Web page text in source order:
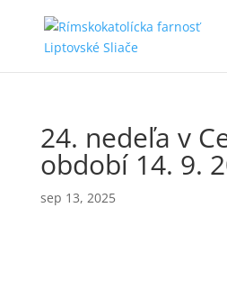
24. nedeľa v
období 14. 9.
sep 13, 2025